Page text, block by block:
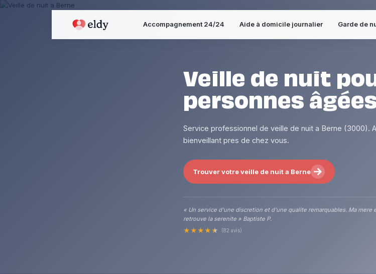
Accompagnement 24/24 Aide à domicile journalier Garde de
Veille de nuit
personnes
Service professionnel de veille de nuit a Berne (3000).
bienveillant pres de chez vous.
Trouver votre veille de nuit a Berne
« Un service d'une discretion et d'une qualite remarquables. Ma mere
retrouve la serenite » Baptiste P.
★★★★★ (82 avis)